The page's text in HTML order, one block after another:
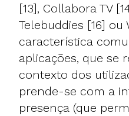
[13], Collabora TV
Telebuddies [16] ou
característica
aplicações, que se
contexto dos
prende-se com a
presença (que